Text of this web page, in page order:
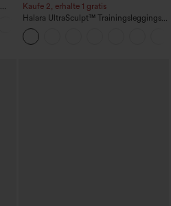
Kaufe 2, erhalte 1 gratis
Halara UltraSculpt™ Trainingsleggings
mit hohem Bund – raffende Push-up-
Po-Form, Bauchkontrolle, Taschen und
formende Passform